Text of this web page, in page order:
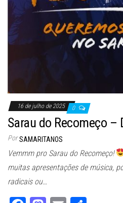
16 de julho de 2025 0
Sarau do Recomeço –
Por SAMARITANOS
Vemmm pro Sarau do Recomeço!
muitas apresentações de música,
radicais ou…